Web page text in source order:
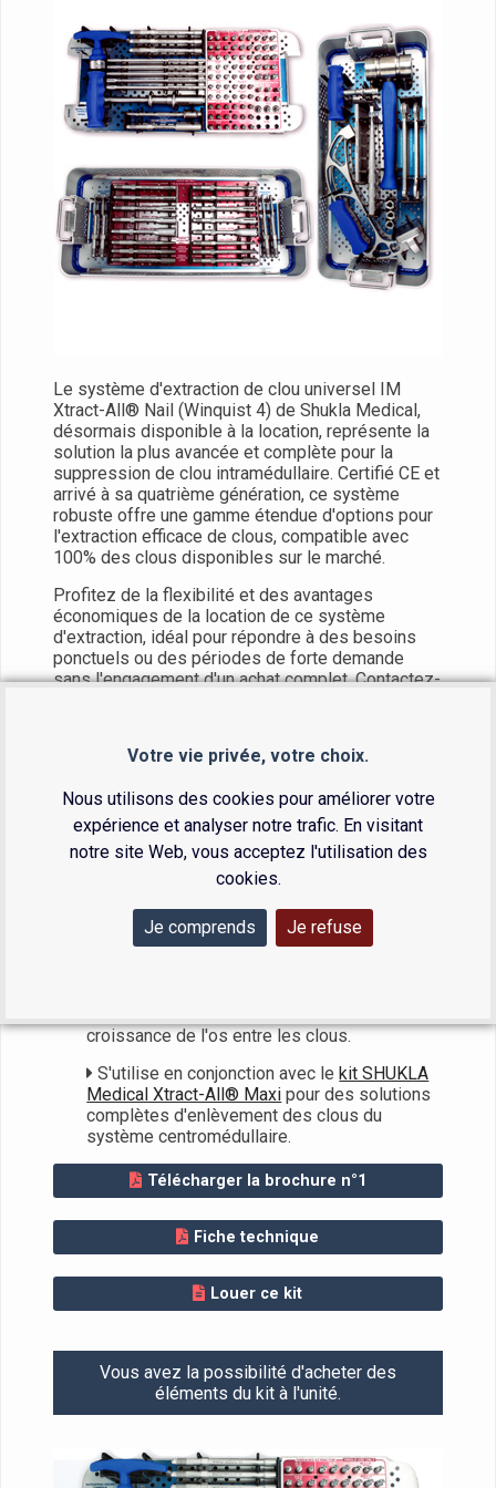
Votre vie privée, votre choix.
Nous utilisons des cookies pour améliorer votre
expérience et analyser notre trafic. En visitant
notre site Web, vous acceptez l'utilisation des
cookies.
Je comprends Je refuse
Le système d'extraction de clou universel IM
Xtract-All® Nail (Winquist 4) de Shukla Medical,
désormais disponible à la location, représente la
solution la plus avancée et complète pour la
suppression de clou intramédullaire. Certifié CE et
arrivé à sa quatrième génération, ce système
robuste offre une gamme étendue d'options pour
l'extraction efficace de clous, compatible avec
100% des clous disponibles sur le marché.
Profitez de la flexibilité et des avantages
économiques de la location de ce système
d'extraction, idéal pour répondre à des besoins
ponctuels ou des périodes de forte demande
sans l'engagement d'un achat complet. Contactez-
Enlever les clous centromédullaires
Le système complet contient de multiples
options de retrait
Minimiser les délais coûteux de recherche
L'extracteur C-Frame applique une force
croissance de l'os entre les clous.
S'utilise en conjonction avec lekit SHUKLA
Medical Xtract-All® Maxi pour des solutions
complètes d'enlèvement des clous du
système centromédullaire.
Télécharger la brochure n°1
Fiche technique
Louer ce kit
Vous avez la possibilité d'acheter des
éléments du kit à l'unité.